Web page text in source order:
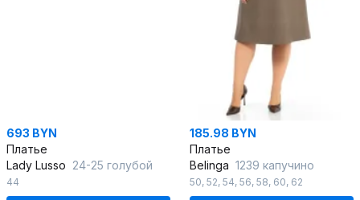
693 BYN
Платье
Lady Lusso 24-25 голубой
44
185.98 BYN
Платье
Belinga 1239 капучино
50, 52, 54, 56, 58, 60, 62